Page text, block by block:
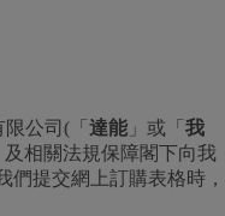
公司(「 達能 」或「 我
相關法規保障閣下向我
們提交網上訂購表格時，